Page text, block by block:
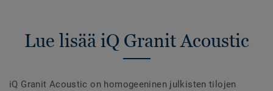
Lue lisää iQ Granit Acoustic
iQ Granit Acoustic on homogeeninen julkisten tilojen